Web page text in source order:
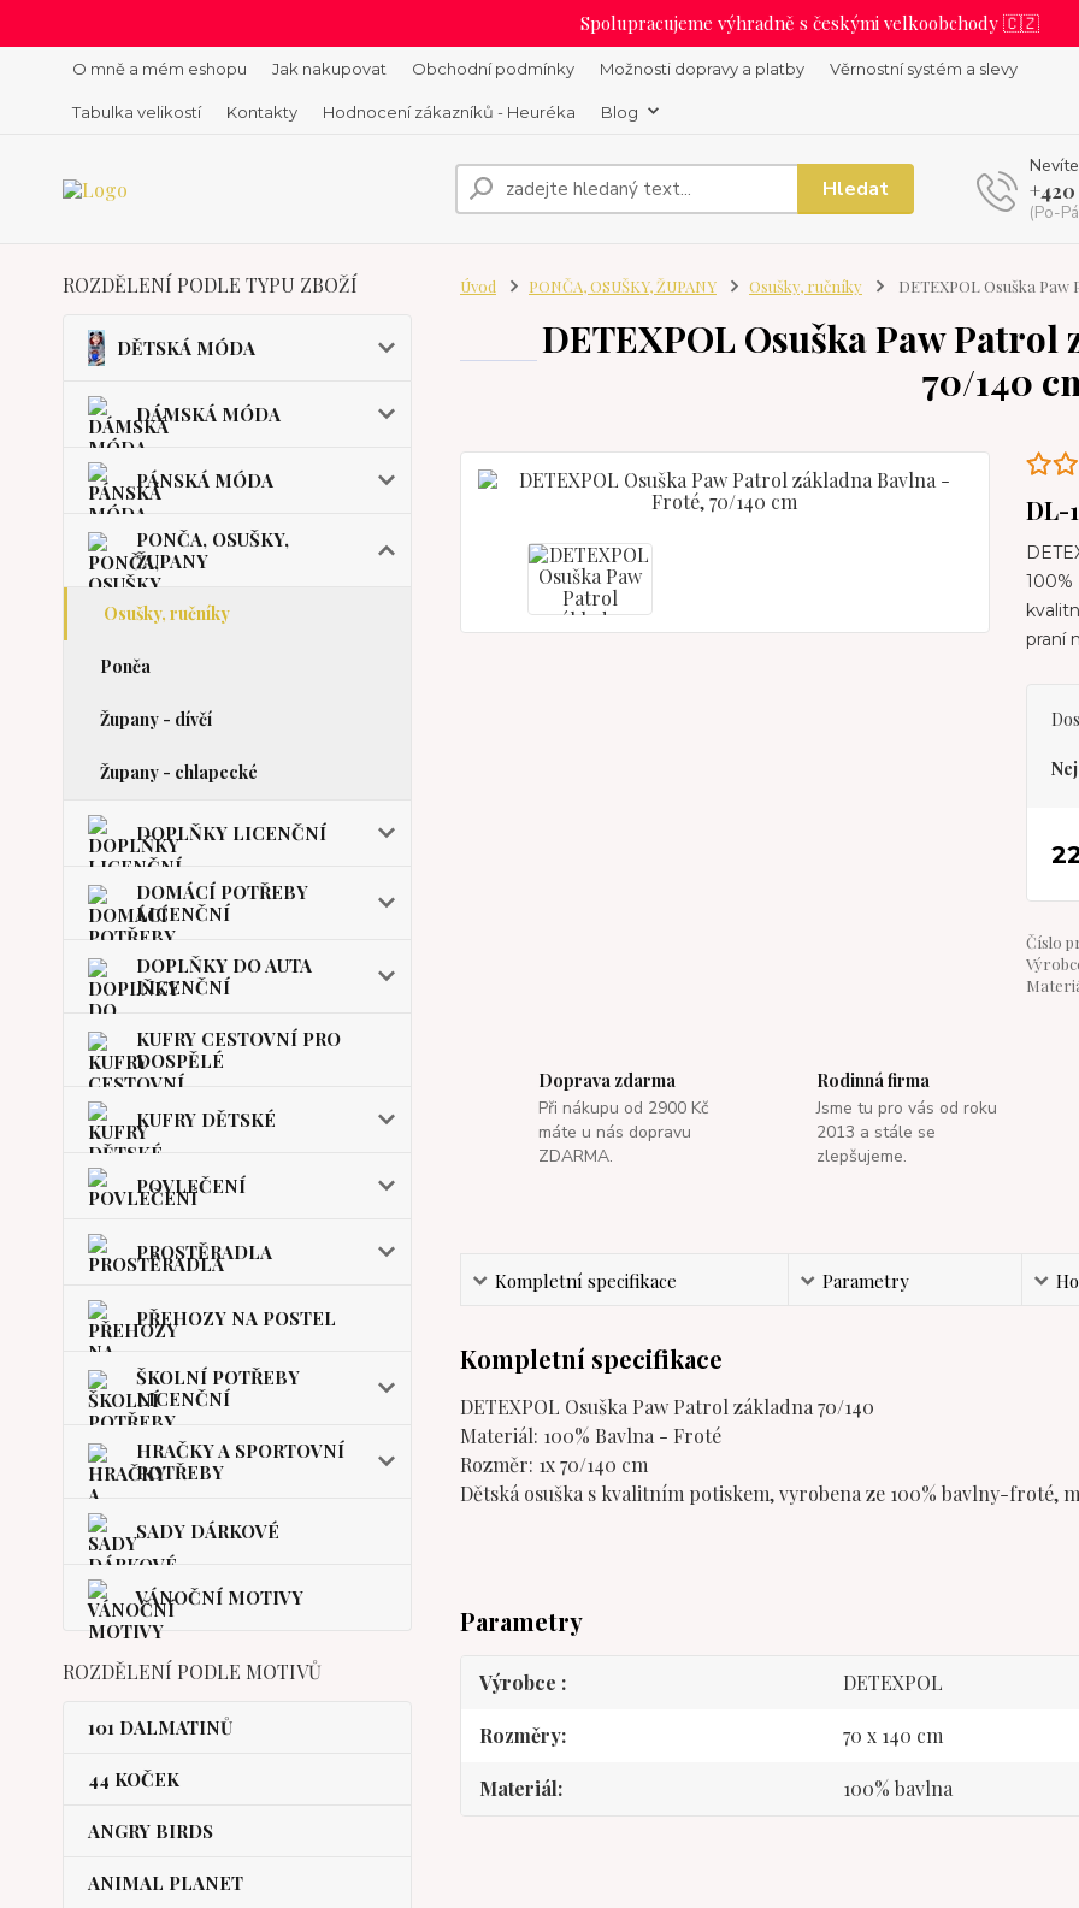
Spolupracujeme výhradně s českými velkoobchody 🇨🇿
O mně a mém eshopu Jak nakupovat Obchodní podmínky Možnosti dopravy a platby Věrnostní systém a slevy
Tabulka velikostí Kontakty Hodnocení zákazníků - Heuréka Blog
Hledat +420
(Po-
ROZDĚLENÍ PODLE TYPU ZBOŽÍ
DĚTSKÁ MÓDA
DÁMSKÁ MÓDA
PÁNSKÁ MÓDA
PONČA, OSUŠKY,
ŽUPANY
Osušky, ručníky
Ponča
Župany - dívčí
Župany - chlapecké
DOPLŇKY LICENČNÍ
DOMÁCÍ POTŘEBY
LICENČNÍ
DOPLŇKY DO AUTA
LICENČNÍ
KUFRY CESTOVNÍ PRO
DOSPĚLÉ
KUFRY DĚTSKÉ
POVLEČENÍ
PROSTĚRADLA
PŘEHOZY NA POSTEL
ŠKOLNÍ POTŘEBY
LICENČNÍ
HRAČKY A SPORTOVNÍ
POTŘEBY
SADY DÁRKOVÉ
VÁNOČNÍ MOTIVY
ROZDĚLENÍ PODLE MOTIVŮ
101 DALMATINŮ
44 KOČEK
ANGRY BIRDS
ANIMAL PLANET
Úvod PONČA, OSUŠKY, ŽUPANY Osušky, ručníky DETEXPOL Osuška
DETEXPOL Osuška Paw
70/140
DL-
100%
praní
Číslo
Doprava zdarma
Při nákupu od 2900 Kč
máte u nás dopravu
ZDARMA.
Rodinná firma
Jsme tu pro vás od roku
2013 a stále se
zlepšujeme.
Kompletní specifikace Parametry
Kompletní specifikace
DETEXPOL Osuška Paw Patrol základna 70/140
Materiál: 100% Bavlna - Froté
Rozměr: 1x 70/140 cm
Dětská osuška s kvalitním potiskem, vyrobena ze 100% bavlny-froté,
Parametry
Výrobce DETEXPOL
Rozměry 70 x 140 cm
Materiál 100% bavlna